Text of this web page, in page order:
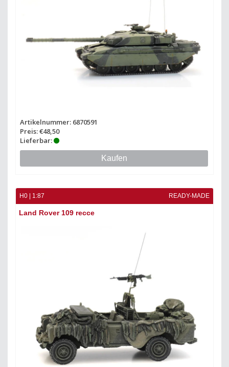
Artikelnummer: 6870591
Preis: €48,50
Lieferbar:
Kaufen
H0 | 1:87 READY-MADE
Land Rover 109 recce